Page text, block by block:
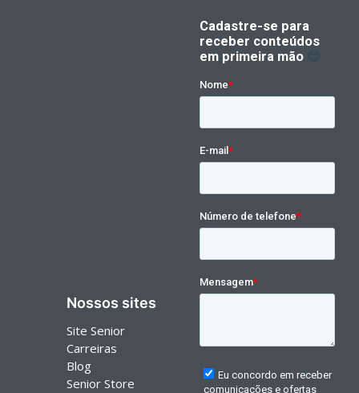
Nossos sites
Site Senior
Carreiras
Blog
Senior Store